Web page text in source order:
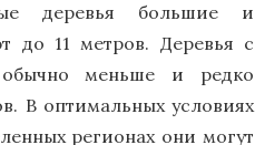
деревья большие и
до 11 метров. Деревья с
меньше и редко
В оптимальных условиях
регионах они могут